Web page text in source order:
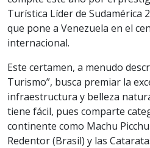
Turística Líder de Sudamérica
que pone a Venezuela en el
internacional.
Este certamen, a menudo
Turismo”, busca premiar la
infraestructura y belleza
tiene fácil, pues comparte
continente como Machu
Redentor (Brasil) y las